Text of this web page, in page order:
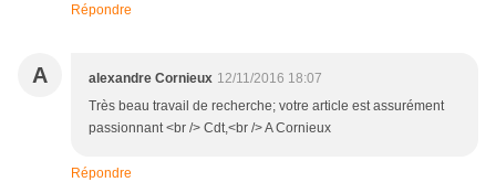
Répondre
A alexandre Cornieux 12/11/2016 18:07
Très beau travail de recherche; votre article est assurément
passionnant <br /> Cdt,<br /> A Cornieux
Répondre